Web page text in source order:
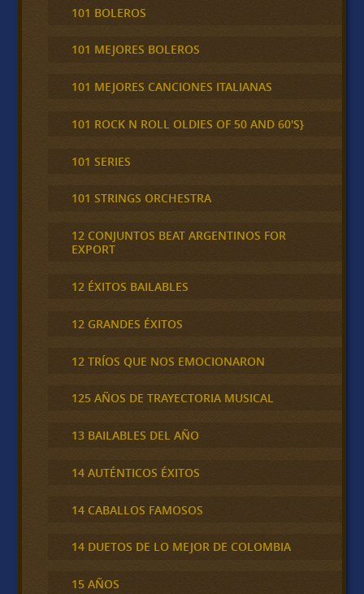
101 BOLEROS
101 MEJORES BOLEROS
101 MEJORES CANCIONES ITALIANAS
101 ROCK N ROLL OLDIES OF 50 AND 60'S}
101 SERIES
101 STRINGS ORCHESTRA
12 CONJUNTOS BEAT ARGENTINOS FOR
EXPORT
12 ÉXITOS BAILABLES
12 GRANDES ÉXITOS
12 TRÍOS QUE NOS EMOCIONARON
125 AÑOS DE TRAYECTORIA MUSICAL
13 BAILABLES DEL AÑO
14 AUTÉNTICOS ÉXITOS
14 CABALLOS FAMOSOS
14 DUETOS DE LO MEJOR DE COLOMBIA
15 AÑOS